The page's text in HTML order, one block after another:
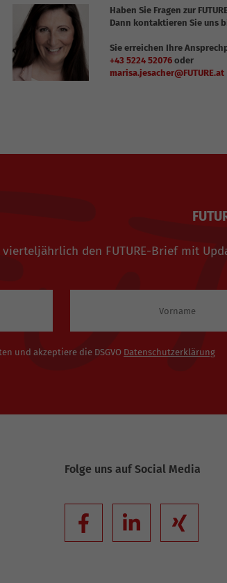
Haben Sie Fragen zur
Dann kontaktieren Sie uns
Sie erreichen Ihre
+43 5224 52076 oder
marisa.jesacher@FUTURE.at
vierteljährlich den FUTURE-Brief mit
und akzeptiere die DSGVO Datenschutzerklärung
Folge uns auf Social Media